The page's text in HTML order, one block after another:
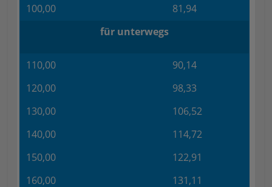
100,00
81,94
für unterwegs
110,00
90,14
120,00
98,33
130,00
106,52
140,00
114,72
150,00
122,91
160,00
131,11